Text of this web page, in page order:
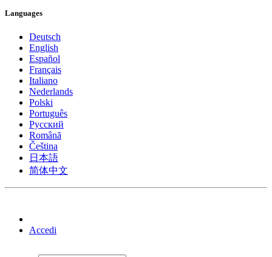
Languages
Deutsch
English
Español
Français
Italiano
Nederlands
Polski
Português
Pусский
Română
Čeština
日本語
简体中文
Accedi